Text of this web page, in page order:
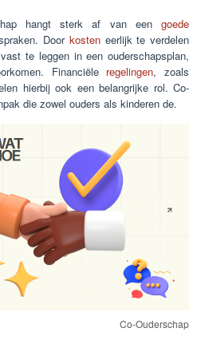
hangt sterk af van eengoede
Door kosteneerlijk te verdelen
te leggen in een ouderschapsplan,
Financiële regelingen, zoals
hierbij ook een belangrijke rol. Co-
die zowel ouders als kinderen de.
Co-Ouderschap